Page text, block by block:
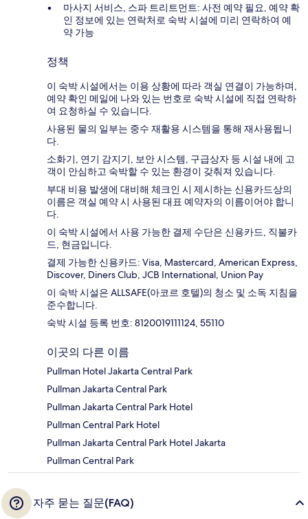
마사지 서비스, 스파 트리트먼트: 사전 예약 필요, 예약 확
인 정보에 있는 연락처로 숙박 시설에 미리 연락하여 예
약 가능
정책
이 숙박 시설에서는 이용 상황에 따라 객실 연결이 가능하며,
예약 확인 메일에 나와 있는 번호로 숙박 시설에 직접 연락하
여 요청하실 수 있습니다.
사용된 물의 일부는 중수 재활용 시스템을 통해 재사용됩니
다.
소화기, 연기 감지기, 보안 시스템, 구급상자 등 시설 내에 고
객이 안심하고 숙박할 수 있는 환경이 갖춰져 있습니다.
부대 비용 발생에 대비해 체크인 시 제시하는 신용카드상의
이름은 객실 예약 시 사용된 대표 예약자의 이름이어야 합니
다.
이 숙박 시설에서 사용 가능한 결제 수단은 신용카드, 직불카
드, 현금입니다.
결제 가능한 신용카드: Visa, Mastercard, American Express,
Discover, Diners Club, JCB International, Union Pay
이 숙박 시설은 ALLSAFE(아코르 호텔)의 청소 및 소독 지침을
준수합니다.
숙박 시설 등록 번호: 8120019111124, 55110
이곳의 다른 이름
Pullman Hotel Jakarta Central Park
Pullman Jakarta Central Park
Pullman Jakarta Central Park Hotel
Pullman Central Park Hotel
Pullman Jakarta Central Park Hotel Jakarta
Pullman Central Park
자주 묻는 질문(FAQ)